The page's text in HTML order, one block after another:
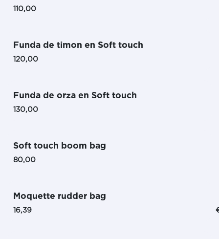
110,00
Funda de timon en Soft touch
120,00
Funda de orza en Soft touch
130,00
Soft touch boom bag
80,00
Moquette rudder bag
16,39